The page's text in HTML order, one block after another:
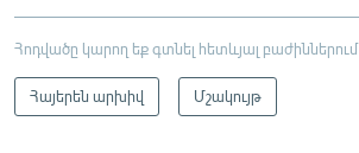
Հոդվածը կարող եք գտնել հետևյալ բաժիններում
Հայերեն արխիվ Մշակույթ